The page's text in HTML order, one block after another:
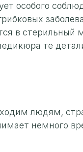
особого
в стерильный
те
людям,
немного